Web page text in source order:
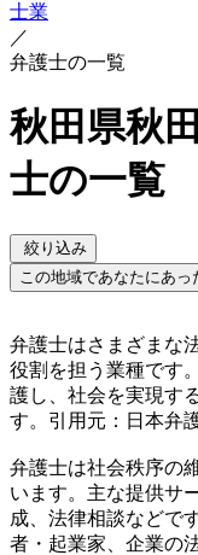
士業
／
弁護士の一覧
秋田県秋
士の一覧
絞り込み
この地域であなたにあ
弁護士はさまざまな
役割を担う業種です
護し、社会を実現す
す。引用元：日本弁
弁護士は社会秩序の
います。主な提供サ
成、法律相談などで
者・起業家、企業の